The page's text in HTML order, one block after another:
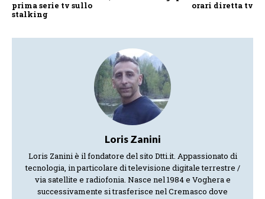
prima serie tv sullo
stalking
orari diretta tv
Loris Zanini
Loris Zanini è il fondatore del sito Dtti.it. Appassionato di
tecnologia, in particolare di televisione digitale terrestre /
via satellite e radiofonia. Nasce nel 1984 e Voghera e
successivamente si trasferisce nel Cremasco dove